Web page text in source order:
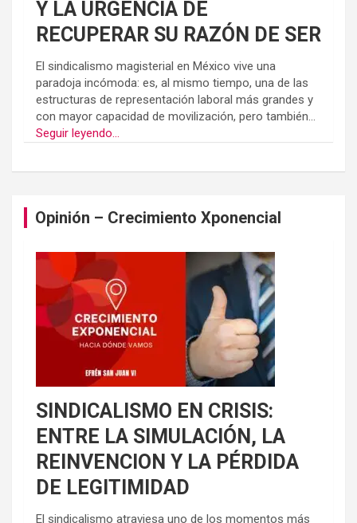
Y LA URGENCIA DE
RECUPERAR SU RAZÓN DE SER
El sindicalismo magisterial en México vive una
paradoja incómoda: es, al mismo tiempo, una de las
estructuras de representación laboral más grandes y
con mayor capacidad de movilización, pero también...
Seguir leyendo...
Opinión – Crecimiento Xponencial
SINDICALISMO EN CRISIS:
ENTRE LA SIMULACIÓN, LA
REINVENCION Y LA PÉRDIDA
DE LEGITIMIDAD
El sindicalismo atraviesa uno de los momentos más